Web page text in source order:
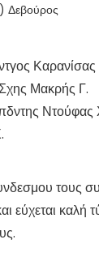
Δεβούρος
Μακρής Γ.
Ντούφας
τους
εύχεται καλή